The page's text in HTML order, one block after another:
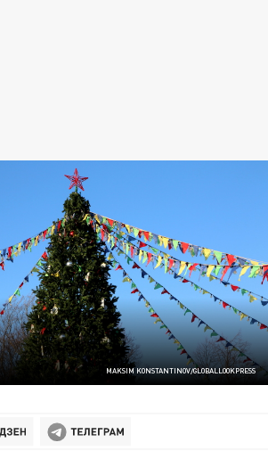
MAKSIM KONSTANTINOV/GLOBALLOOKPRESS